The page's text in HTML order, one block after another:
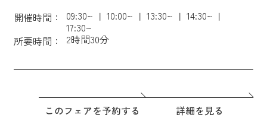
開催時間： 09:30~ 10:00~ 13:30~
14:30~
17:30~
所要時間：
2時間30分
このフェアを予約する 詳細を見る